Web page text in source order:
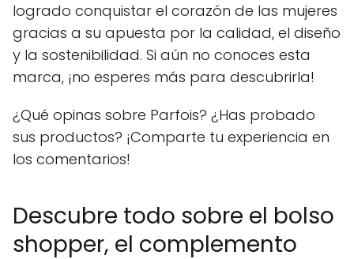
logrado conquistar el corazón de las mujeres
gracias a su apuesta por la calidad, el diseño
y la sostenibilidad. Si aún no conoces esta
marca, ¡no esperes más para descubrirla!
¿Qué opinas sobre Parfois? ¿Has probado
sus productos? ¡Comparte tu experiencia en
los comentarios!
Descubre todo sobre el bolso
shopper, el complemento